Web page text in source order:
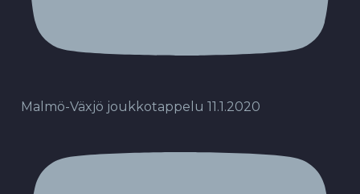
Malmö-Växjö joukkotappelu 11.1.2020